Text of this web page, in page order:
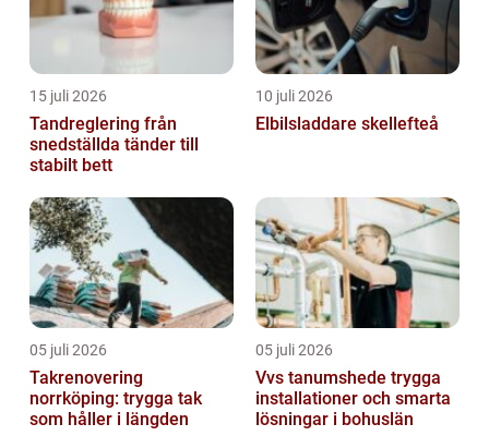
15 juli 2026
Tandreglering från
snedställda tänder till
stabilt bett
10 juli 2026
Elbilsladdare skellefteå
05 juli 2026
Takrenovering
norrköping: trygga tak
som håller i längden
05 juli 2026
Vvs tanumshede trygga
installationer och smarta
lösningar i bohuslän